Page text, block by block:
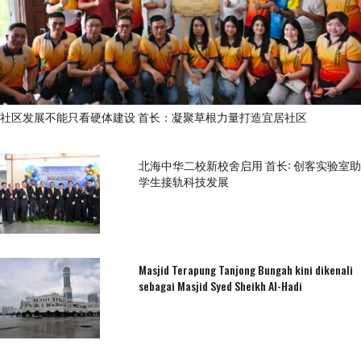
社区发展不能只看硬体建设 首长：凝聚草根力量打造宜居社区
北海中华二校新校舍启用 首长: 创客实验室助
学生接轨科技发展
Masjid Terapung Tanjong Bungah kini dikenali
sebagai Masjid Syed Sheikh Al-Hadi